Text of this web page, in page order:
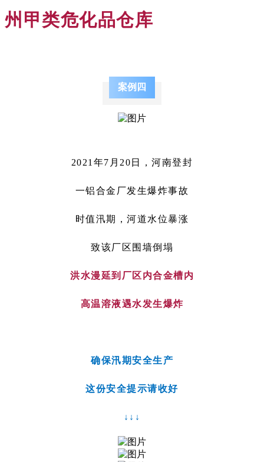
州甲类危化品仓库
案例四
2021年7月20日，河南登封
一铝合金厂发生爆炸事故
时值汛期，河道水位暴涨
致该厂区围墙倒塌
洪水漫延到厂区内合金槽内
高温溶液遇水发生爆炸
确保汛期安全生产
这份安全提示请收好
↓↓↓